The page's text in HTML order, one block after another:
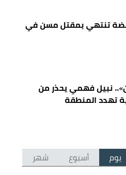
تنتهي بمقتل مسن في
نبيل فهمي يحذر من
تهدد المنطقة
يوم أسبوع شهر